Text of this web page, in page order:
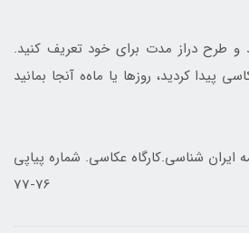
و طرح دراز مدت برای خود تعریف کنید.
پیدا کردید، روزها یا ماه‌ه آنجا بمانید
ایران شناسی.کارگاه عکاسی. شماره پیاپی
76-77